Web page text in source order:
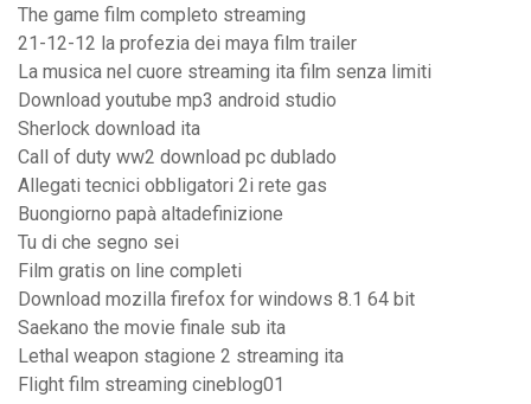
The game film completo streaming
21-12-12 la profezia dei maya film trailer
La musica nel cuore streaming ita film senza limiti
Download youtube mp3 android studio
Sherlock download ita
Call of duty ww2 download pc dublado
Allegati tecnici obbligatori 2i rete gas
Buongiorno papà altadefinizione
Tu di che segno sei
Film gratis on line completi
Download mozilla firefox for windows 8.1 64 bit
Saekano the movie finale sub ita
Lethal weapon stagione 2 streaming ita
Flight film streaming cineblog01